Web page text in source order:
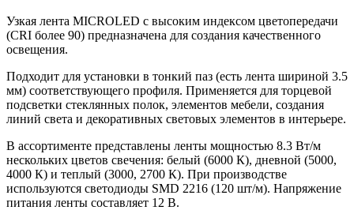
Узкая лента MICROLED с высоким индексом цветопередачи
(CRI более 90) предназначена для создания качественного
освещения.
Подходит для установки в тонкий паз (есть лента шириной 3.5
мм) соответствующего профиля. Применяется для торцевой
подсветки стеклянных полок, элементов мебели, создания
линий света и декоративных световых элементов в интерьере.
В ассортименте представлены ленты мощностью 8.3 Вт/м
нескольких цветов свечения: белый (6000 К), дневной (5000,
4000 К) и теплый (3000, 2700 К). При производстве
используются светодиоды SMD 2216 (120 шт/м). Напряжение
питания ленты составляет 12 В.